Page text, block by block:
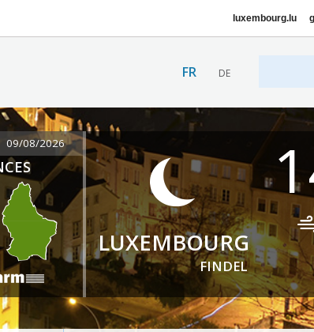
luxembourg.lu
FR DE
09/08/2026
LUXEMBOURG
FINDEL